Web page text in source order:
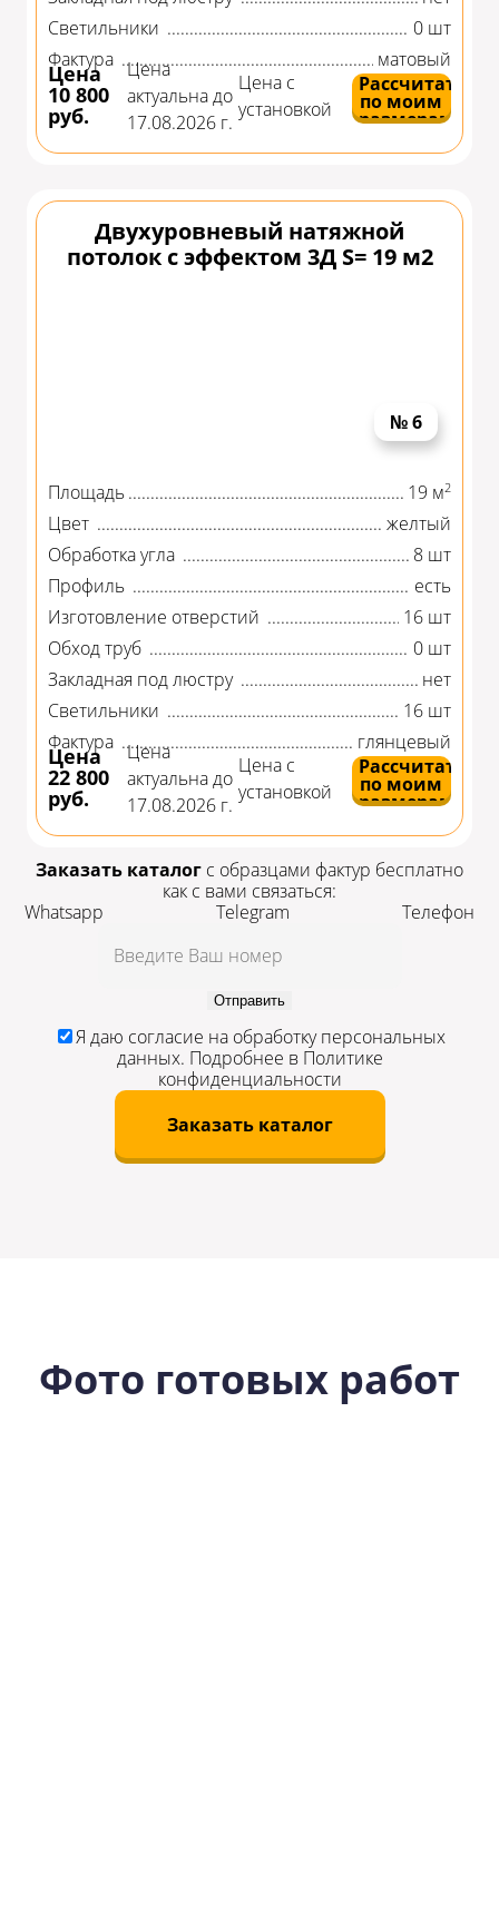
Светильники
0 шт
Фактура
матовый
Цена
10 800
руб.
Цена
актуальна до
17.08.2026 г.
Цена с
установкой
Рассчитать
по моим
размерам
Двухуровневый натяжной
потолок с эффектом 3Д S= 19 м2
№ 6
Площадь 19 м2
Цвет
желтый
Обработка угла
8 шт
Профиль
есть
Изготовление отверстий
16 шт
Обход труб
0 шт
Закладная под люстру
нет
Светильники
16 шт
Фактура
глянцевый
Цена
22 800
руб.
Цена
актуальна до
17.08.2026 г.
Цена с
установкой
Рассчитать
по моим
размерам
Заказать каталог с образцами фактур бесплатно
как с вами связаться:
Whatsapp
Telegram Телефон
Отправить
Я даю согласие на обработку персональных
данных. Подробнее в Политике
конфиденциальности
Заказать каталог
Фото готовых работ